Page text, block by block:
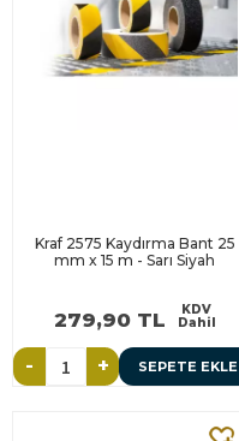
Kraf 2575 Kaydırma Bant 25
mm x 15 m - Sarı Siyah
279,90 TL
KDV
Dahil
- + SEPETE EKLE